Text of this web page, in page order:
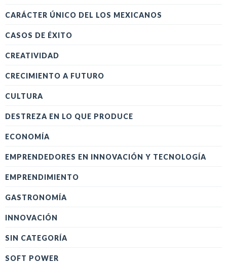
CARÁCTER ÚNICO DEL LOS MEXICANOS
CASOS DE ÉXITO
CREATIVIDAD
CRECIMIENTO A FUTURO
CULTURA
DESTREZA EN LO QUE PRODUCE
ECONOMÍA
EMPRENDEDORES EN INNOVACIÓN Y TECNOLOGÍA
EMPRENDIMIENTO
GASTRONOMÍA
INNOVACIÓN
SIN CATEGORÍA
SOFT POWER